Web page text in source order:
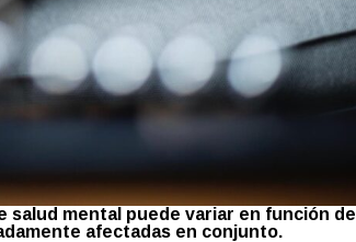
mental puede variar en función del
afectadas en conjunto.